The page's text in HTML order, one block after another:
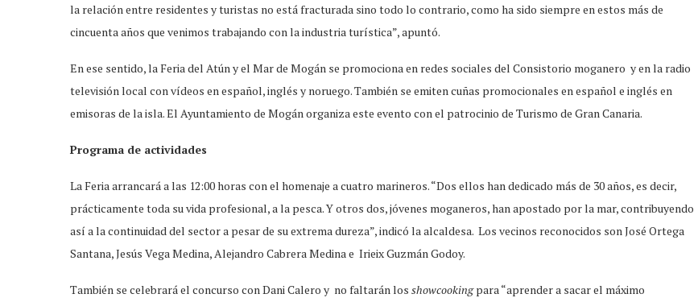
la relación entre residentes y turistas no está fracturada sino todo lo contrario, como ha sido siempre en estos más de
cincuenta años que venimos trabajando con la industria turística”, apuntó.
En ese sentido, la Feria del Atún y el Mar de Mogán se promociona en redes sociales del Consistorio moganero y en la radio
televisión local con vídeos en español, inglés y noruego. También se emiten cuñas promocionales en español e inglés en
emisoras de la isla. El Ayuntamiento de Mogán organiza este evento con el patrocinio de Turismo de Gran Canaria.
Programa de actividades
La Feria arrancará a las 12:00 horas con el homenaje a cuatro marineros. “Dos ellos han dedicado más de 30 años, es decir,
prácticamente toda su vida profesional, a la pesca. Y otros dos, jóvenes moganeros, han apostado por la mar, contribuyendo
así a la continuidad del sector a pesar de su extrema dureza”, indicó la alcaldesa. Los vecinos reconocidos son José Ortega
Santana, Jesús Vega Medina, Alejandro Cabrera Medina e Irieix Guzmán Godoy.
También se celebrará el concurso con Dani Calero y no faltarán los showcookingpara “aprender a sacar el máximo